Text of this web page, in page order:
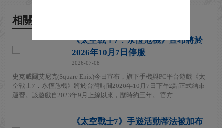
相關新聞
《太空戰士7：永恆危機》宣布將於
2026年10月7日停服
2026-07-08
史克威爾艾尼克(Square Enix)今日宣布，旗下手機與PC平台遊戲《太
空戰士7：永恆危機》將於台灣時間2026年10月7日下午2點正式結束
運營。該遊戲自2023年9月上線以來，歷時約三年。 官方...
《太空戰士7》手遊活動蒂法被加布